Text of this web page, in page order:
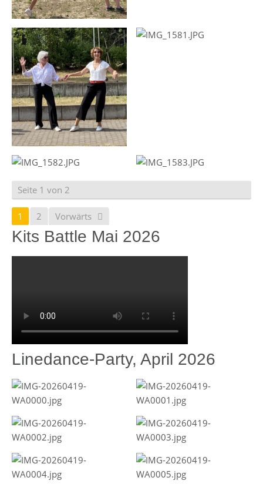
Seite 1 von 2
1 2 Vorwärts
Kits Battle Mai 2026
Linedance-Party, April 2026